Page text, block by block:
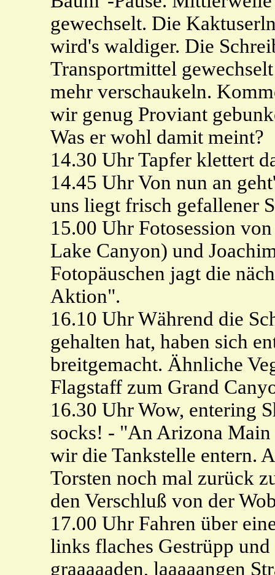
gewechselt. Die
wird's waldiger. Die
Transportmittel
mehr verschaukeln.
wir genug Proviant
Was er wohl damit meint?
14.30 Uhr Tapfer klettert
14.45 Uhr Von nun an
uns liegt frisch gefallener
15.00 Uhr Fotosession
Lake Canyon) und
Fotopäuschen jagt die
Aktion".
16.10 Uhr Während die
gehalten hat, haben sich
breitgemacht. Ähnliche
Flagstaff zum Grand
16.30 Uhr Wow, entering
socks! - "An Arizona
wir die Tankstelle entern.
Torsten noch mal zurück
den Verschluß von der
17.00 Uhr Fahren über
links flaches Gestrüpp
graaaaaden, laaaaangen